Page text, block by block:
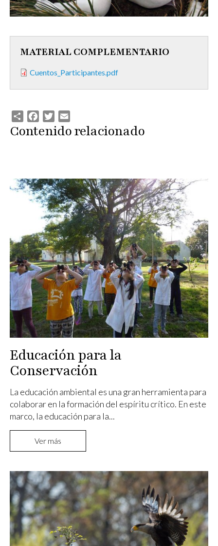
MATERIAL COMPLEMENTARIO
Cuentos_Participantes.pdf
Share Facebook
Twitter
Contenido relacionado
Educación para la
Conservación
La educación ambiental es una gran herramienta para
colaborar en la formación del espíritu crítico. En este
marco, la educación para la...
Ver más